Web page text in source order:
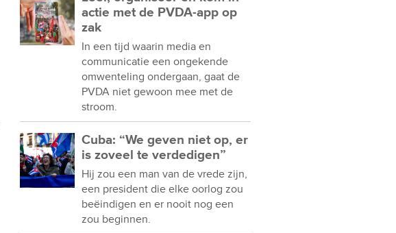
actie met de PVDA-app op
zak
In een tijd waarin media en
communicatie een ongekende
omwenteling ondergaan, gaat de
PVDA niet gewoon mee met de
stroom.
Cuba: “We geven niet op, er
is zoveel te verdedigen”
Hij zou een man van de vrede zijn,
een president die elke oorlog zou
beëindigen en er nooit nog een
zou beginnen.